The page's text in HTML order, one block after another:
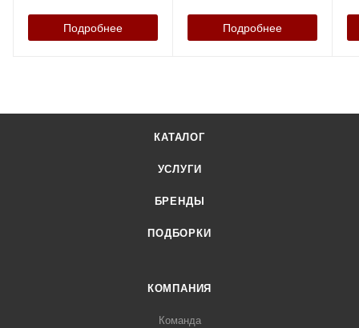
Подробнее Подробнее
КАТАЛОГ
УСЛУГИ
БРЕНДЫ
ПОДБОРКИ
КОМПАНИЯ
Команда